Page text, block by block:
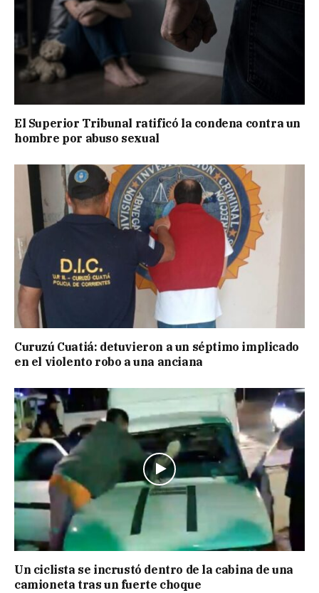
El Superior Tribunal ratificó la condena contra un
hombre por abuso sexual
Curuzú Cuatiá: detuvieron a un séptimo implicado
en el violento robo a una anciana
Un ciclista se incrustó dentro de la cabina de una
camioneta tras un fuerte choque